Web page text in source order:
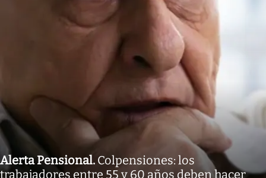
Alerta Pensional. Colpensiones: los
trabajadores entre 55 y 60 años deben hacer